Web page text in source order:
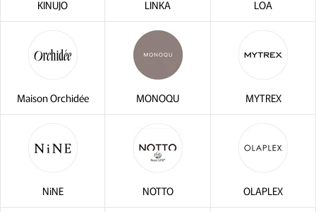
KINUJO LINKA LOA
Maison Orchidée MONOQU MYTREX
NiNE NOTTO OLAPLEX